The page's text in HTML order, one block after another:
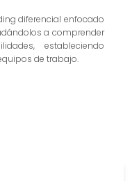
diferencial enfocado
a comprender
estableciendo
de trabajo.